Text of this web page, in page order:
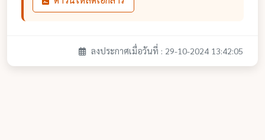
ลงประกาศเมื่อวันที่ : 29-10-2024 13:42:05